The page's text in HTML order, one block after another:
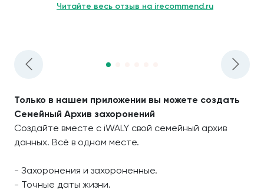
Читайте весь отзыв на irecommend.ru
Только в нашем приложении вы можете создать
Семейный Архив захоронений
Создайте вместе с iWALY свой семейный архив
данных. Всё в одном месте.
- Захоронения и захороненные.
- Точные даты жизни.